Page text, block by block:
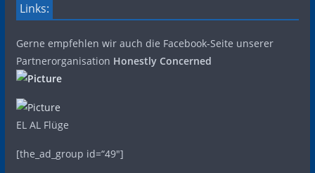
Links:
Gerne empfehlen wir auch die Facebook-Seite unserer
Partnerorganisation Honestly Concerned
EL AL Flüge
[the_ad_group id=“49″]